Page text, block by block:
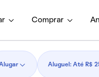
Comprar
Aluguel: Até R$